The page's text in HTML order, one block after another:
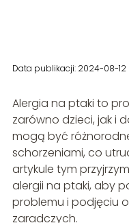
Data publikacji: 2024-08-12
Alergia na ptaki to
zarówno dzieci, jak i
mogą być
schorzeniami, co
artykule tym
alergii na ptaki, aby
problemu i podjęciu
zaradczych.